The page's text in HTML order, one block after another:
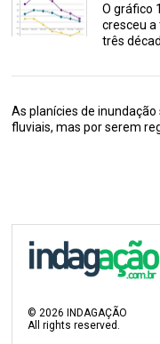
O gráfico
cresceu a
três
As planícies de
fluviais, mas por serem
© 2026 INDAGAÇÃO
All rights reserved.